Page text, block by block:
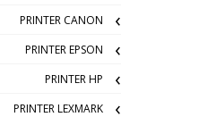
PRINTER CANON
PRINTER EPSON
PRINTER HP
PRINTER LEXMARK